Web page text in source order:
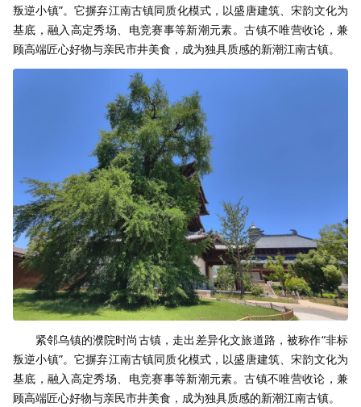
叛逆小镇”。它摒弃江南古镇同质化模式，以盛唐建筑、宋韵文化为
基底，融入高定秀场、电竞赛事等新潮元素。古镇不唯营收论，兼
顾高端匠心好物与亲民市井美食，成为独具质感的新潮江南古镇。
紧邻乌镇的濮院时尚古镇，走出差异化文旅道路，被称作“非标
叛逆小镇”。它摒弃江南古镇同质化模式，以盛唐建筑、宋韵文化为
基底，融入高定秀场、电竞赛事等新潮元素。古镇不唯营收论，兼
顾高端匠心好物与亲民市井美食，成为独具质感的新潮江南古镇。